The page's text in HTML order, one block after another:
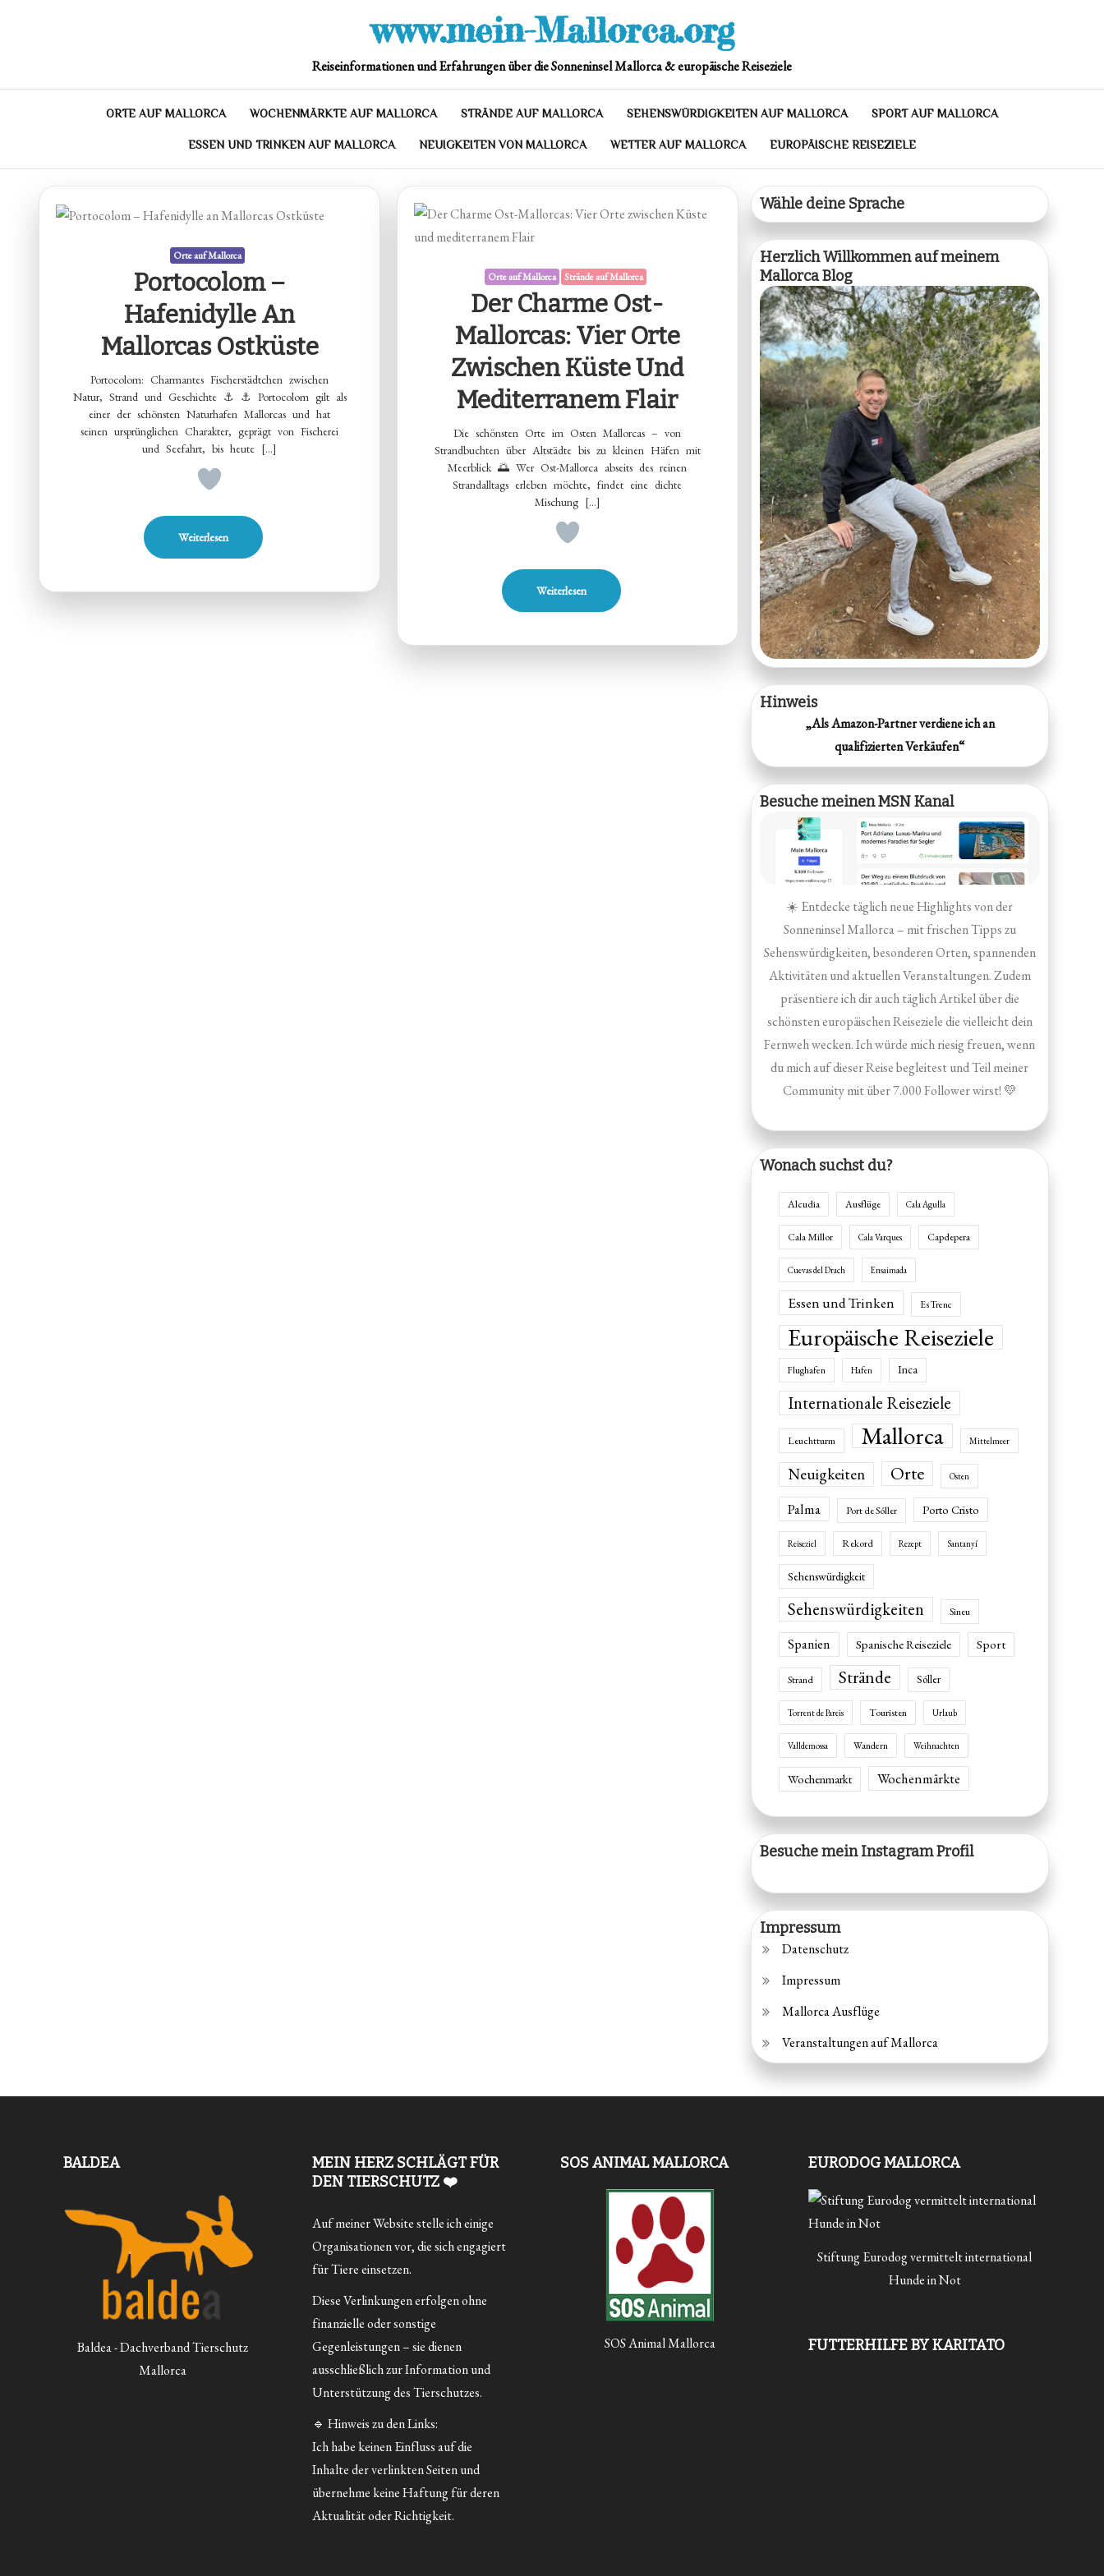
www.mein-Mallorca.org
Reiseinformationen und Erfahrungen über die Sonneninsel Mallorca & europäische Reiseziele
ORTE AUF MALLORCA WOCHENMÄRKTE AUF MALLORCA STRÄNDE AUF MALLORCA SEHENSWÜRDIGKEITEN AUF MALLORCA SPORT AUF MALLORCA
ESSEN UND TRINKEN AUF MALLORCA NEUIGKEITEN VON MALLORCA WETTER AUF MALLORCA EUROPÄISCHE REISEZIELE
Orte auf Mallorca
Portocolom –
Hafenidylle An
Mallorcas Ostküste
Portocolom: Charmantes Fischerstädtchen zwischen
Natur, Strand und Geschichte ⚓ ⚓ Portocolom gilt als
einer der schönsten Naturhafen Mallorcas und hat
seinen ursprünglichen Charakter, geprägt von Fischerei
und Seefahrt, bis heute […]
Weiterlesen
Orte auf Mallorca Strände auf Mallorca
Der Charme Ost-
Mallorcas: Vier Orte
Zwischen Küste Und
Mediterranem Flair
Die schönsten Orte im Osten Mallorcas – von
Strandbuchten über Altstädte bis zu kleinen Häfen mit
Meerblick 🌅 Wer Ost-Mallorca abseits des reinen
Strandalltags erleben möchte, findet eine dichte
Mischung […]
Weiterlesen
Wähle deine Sprache
Herzlich Willkommen auf meinem
Mallorca Blog
Hinweis
„Als Amazon-Partner verdiene ich an
qualifizierten Verkäufen“
Besuche meinen MSN Kanal
☀️ Entdecke täglich neue Highlights von der
Sonneninsel Mallorca – mit frischen Tipps zu
Sehenswürdigkeiten, besonderen Orten, spannenden
Aktivitäten und aktuellen Veranstaltungen. Zudem
präsentiere ich dir auch täglich Artikel über die
schönsten europäischen Reiseziele die vielleicht dein
Fernweh wecken. Ich würde mich riesig freuen, wenn
du mich auf dieser Reise begleitest und Teil meiner
Community mit über 7.000 Follower wirst! 💛
Wonach suchst du?
Alcudia Ausflüge Cala Agulla
Cala Millor Cala Varques Capdepera
Cuevas del Drach Ensaimada
Essen und Trinken Es Trenc
Europäische Reiseziele
Flughafen Hafen Inca
Internationale Reiseziele
Leuchtturm Mallorca Mittelmeer
Neuigkeiten Orte Osten
Palma Port de Sóller Porto Cristo
Reiseziel Rekord Rezept Santanyí
Sehenswürdigkeit
Sehenswürdigkeiten Sineu
Spanien Spanische Reiseziele Sport
Strand Strände Sóller
Torrent de Pareis Touristen Urlaub
Valldemossa Wandern Weihnachten
Wochenmarkt Wochenmärkte
Besuche mein Instagram Profil
Impressum
Datenschutz
Impressum
Mallorca Ausflüge
Veranstaltungen auf Mallorca
BALDEA
Baldea - Dachverband Tierschutz
Mallorca
MEIN HERZ SCHLÄGT FÜR
DEN TIERSCHUTZ ❤️
Auf meiner Website stelle ich einige
Organisationen vor, die sich engagiert
für Tiere einsetzen.
Diese Verlinkungen erfolgen ohne
finanzielle oder sonstige
Gegenleistungen – sie dienen
ausschließlich zur Information und
Unterstützung des Tierschutzes.
🔹 Hinweis zu den Links:
Ich habe keinen Einfluss auf die
Inhalte der verlinkten Seiten und
übernehme keine Haftung für deren
Aktualität oder Richtigkeit.
SOS ANIMAL MALLORCA
SOS Animal Mallorca
EURODOG MALLORCA
Stiftung Eurodog vermittelt international
Hunde in Not
FUTTERHILFE BY KARITATO